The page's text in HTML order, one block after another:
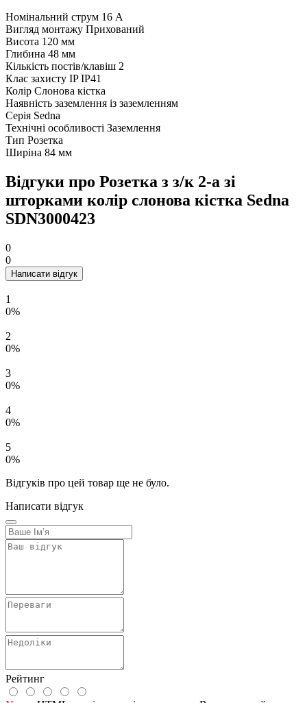
Номінальний струм 16 А
Вигляд монтажу Прихований
Висота 120 мм
Глибина 48 мм
Кількість постів/клавіш 2
Клас захисту IP IP41
Колір Слонова кістка
Наявність заземлення із заземленням
Серія Sedna
Технічні особливості Заземлення
Тип Розетка
Ширіна 84 мм
Відгуки про Розетка з з/к 2-а зі
шторками колір слонова кістка Sedna
SDN3000423
0
0
Написати відгук
1
0%
2
0%
3
0%
4
0%
5
0%
Відгуків про цей товар ще не було.
Написати відгук
Рейтинг